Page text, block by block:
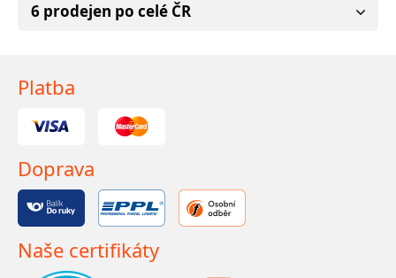
6 prodejen po celé ČR
Platba
Doprava
Naše certifikáty